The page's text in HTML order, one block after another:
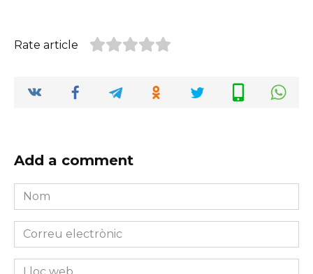
Rate article
Add a comment
Nom
*
Correu
electrònic
*Lloc